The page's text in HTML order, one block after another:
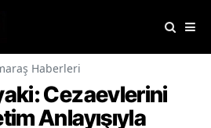
Haberleri
Cezaevlerini
Anlayışıyla